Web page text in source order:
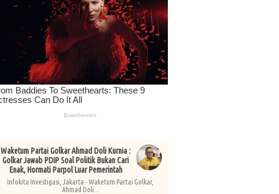
Waketum Partai Golkar Ahmad Doli Kurnia :
Golkar Jawab PDIP Soal Politik Bukan Cari
Enak, Hormati Parpol Luar Pemerintah
Infokita Investigasi, Jakarta - Waketum Partai Golkar,
Ahmad Doli...